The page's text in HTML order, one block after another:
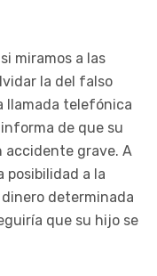
miramos a las
la del falso
llamada telefónica
de que su
accidente grave. A
posibilidad a la
determinada
que su hijo se